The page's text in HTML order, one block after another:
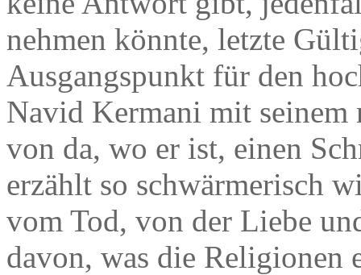
nehmen könnte, letzte
Ausgangspunkt für den
Navid Kermani mit seinem
von da, wo er ist, einen
erzählt so schwärmerisch
vom Tod, von der Liebe
davon, was die Religionen